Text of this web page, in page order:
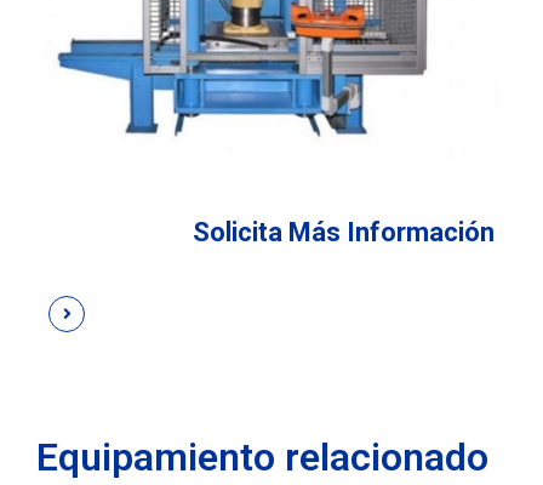
Solicita Más Información
Equipamiento relacionado